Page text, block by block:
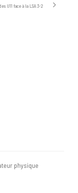
U11 face à la LSA 3-2
physique